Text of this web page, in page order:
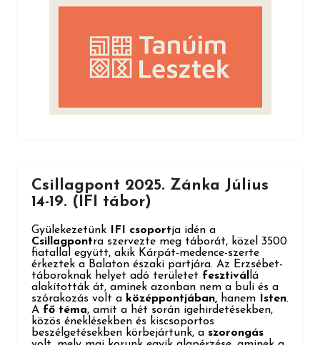
Csillagpont 2025. Zánka Július
14-19. (IFI tábor)
Gyülekezetünk IFI csoportja idén a
Csillagpontra szervezte meg táborát, közel 3500
fiatallal együtt, akik Kárpát-medence-szerte
érkeztek a Balaton északi partjára. Az Erzsébet-
táboroknak helyet adó területet fesztivál lá
alakították át, aminek azonban nem a buli és a
szórakozás volt a középpontjában, hanem Isten.
A fő téma, amit a hét során igehirdetésekben,
közös éneklésekben és kiscsoportos
beszélgetésekben körbejártunk, a szorongás